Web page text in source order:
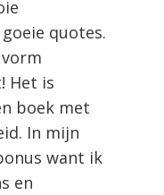
quotes.
Het is
boek met
In mijn
want ik
en